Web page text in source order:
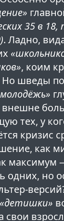
35 в
. Ладно,
, коим
Но шведы
внешне
тех, у
кризис
как
максимум
одних, но
«детишки»
свои